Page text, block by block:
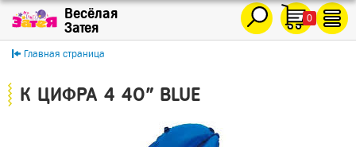
0
Главная страница
К ЦИФРА 4 40" BLUE